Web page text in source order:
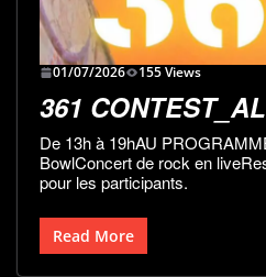
01/07/2026 155 Views
361
De 13h à 19hAU
BowlConcert de rock en
pour les participants.
Read More